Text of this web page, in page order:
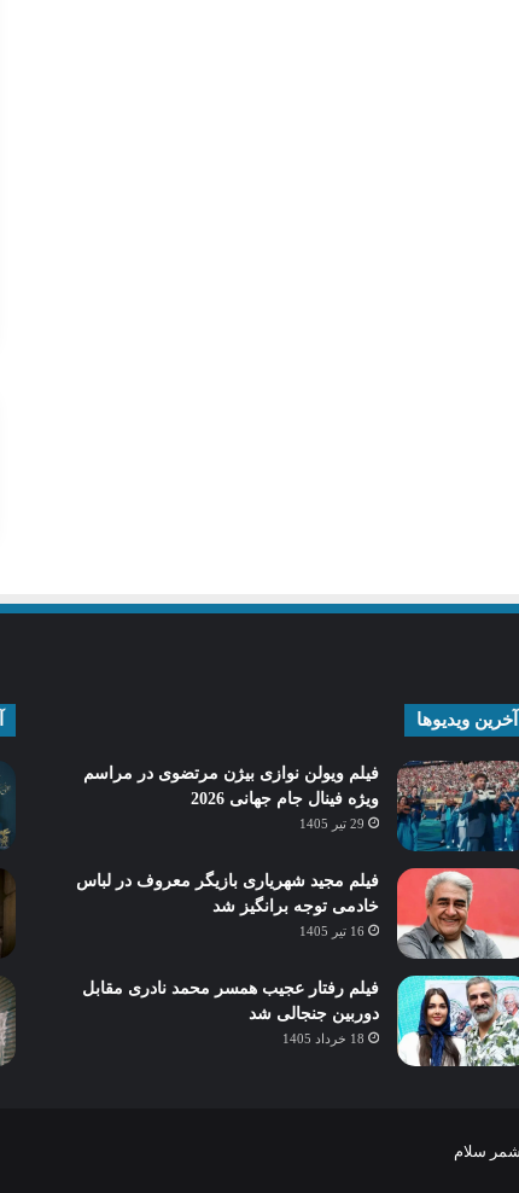
آخرین ویدیوها
فیلم ویولن نوازی بیژن مرتضوی در مراسم
ویژه فینال جام جهانی 2026
29 تیر 1405
فیلم مجید شهریاری بازیگر معروف در لباس
خادمی توجه برانگیز شد
16 تیر 1405
فیلم رفتار عجیب همسر محمد نادری مقابل
دوربین جنجالی شد
18 خرداد 1405
سلام